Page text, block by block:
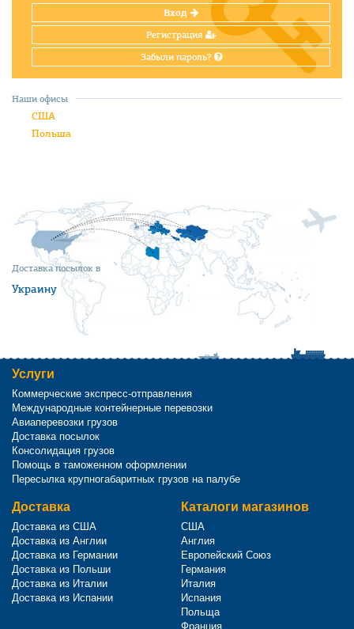
Вход
Регистрация
Забыли пароль?
Доставка посылок в
Украину
Наши офисы
США
Польша
Услуги
Коммерческие экспресс-отправления
Международные контейнерные перевозки
Авиаперевозки грузов
Доставка посылок
Консолидация грузов
Помощь в таможенном оформлении
Пересылка крупногабаритных грузов на палубе
Доставка
Доставка из США
Доставка из Англии
Доставка из Германии
Доставка из Польши
Доставка из Италии
Доставка из Испании
Каталоги магазинов
США
Англия
Европейский Союз
Германия
Италия
Испания
Польща
Франция